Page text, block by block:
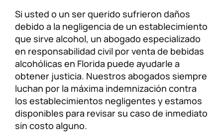
Si usted o un ser querido sufrieron daños
debido a la negligencia de un establecimiento
que sirve alcohol, un abogado especializado
en responsabilidad civil por venta de bebidas
alcohólicas en Florida puede ayudarle a
obtener justicia. Nuestros abogados siempre
luchan por la máxima indemnización contra
los establecimientos negligentes y estamos
disponibles para revisar su caso de inmediato
sin costo alguno.